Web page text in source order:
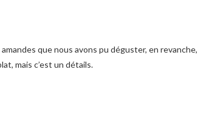
que nous avons pu déguster, en revanche,
mais c’est un détails.